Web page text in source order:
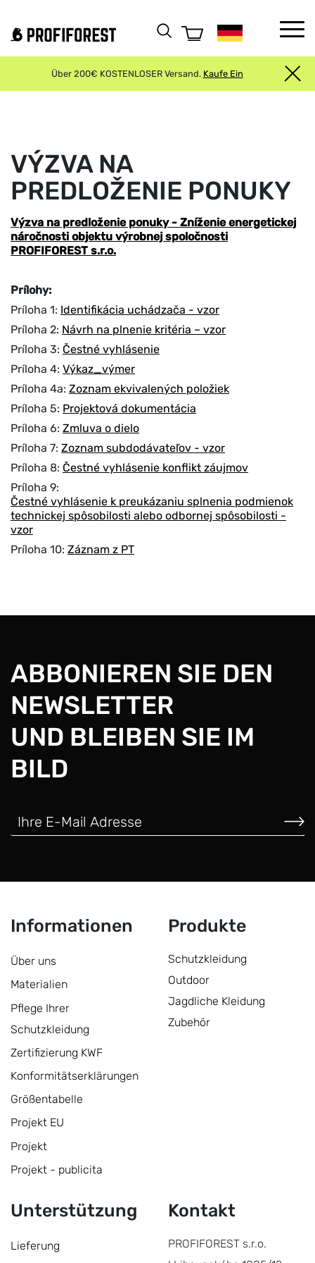
Über 200€ KOSTENLOSER Versand. Kaufe Ein
VÝZVA NA
PREDLOŽENIE PONUKY
Výzva na predloženie ponuky - Zníženie energetickej
náročnosti objektu výrobnej spoločnosti
PROFIFOREST s.r.o.
Prílohy:
Príloha 1: Identifikácia uchádzača - vzor
Príloha 2: Návrh na plnenie kritéria – vzor
Príloha 3: Čestné vyhlásenie
Príloha 4: Výkaz_výmer
Príloha 4a: Zoznam ekvivalených položiek
Príloha 5: Projektová dokumentácia
Príloha 6: Zmluva o dielo
Príloha 7: Zoznam subdodávateľov - vzor
Príloha 8: Čestné vyhlásenie konflikt záujmov
Príloha 9:
Čestné vyhlásenie k preukázaniu splnenia podmienok
technickej spôsobilosti alebo odbornej spôsobilosti -
vzor
Príloha 10: Záznam z PT
ABBONIEREN SIE DEN
NEWSLETTER
UND BLEIBEN SIE IM
BILD
Informationen
Über uns
Materialien
Pflege Ihrer
Schutzkleidung
Zertifizierung KWF
Konformitätserklärungen
Größentabelle
Projekt EU
Projekt
Projekt - publicita
Produkte
Schutzkleidung
Outdoor
Jagdliche Kleidung
Zubehör
Unterstützung
Lieferung
Kontakt
PROFIFOREST s.r.o.